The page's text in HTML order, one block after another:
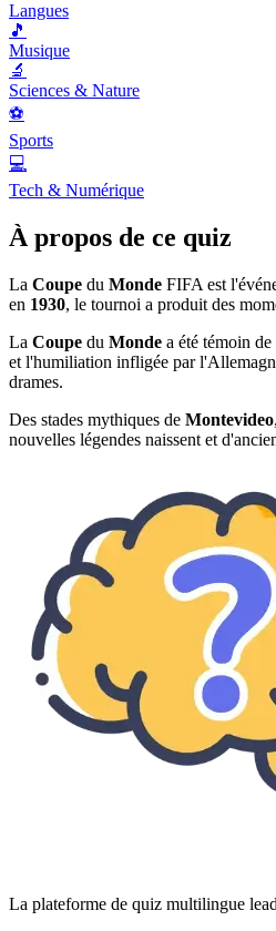
Langues
🎵
Musique
🔬
Sciences & Nature
⚽
Sports
💻
Tech & Numérique
À propos de ce quiz
La Coupe du Monde FIFA est
en 1930, le tournoi a produit des
La Coupe du Monde a été témoin
et l'humiliation infligée par
drames.
Des stades mythiques de Montevideo,
nouvelles légendes naissent et
La plateforme de quiz multilingue